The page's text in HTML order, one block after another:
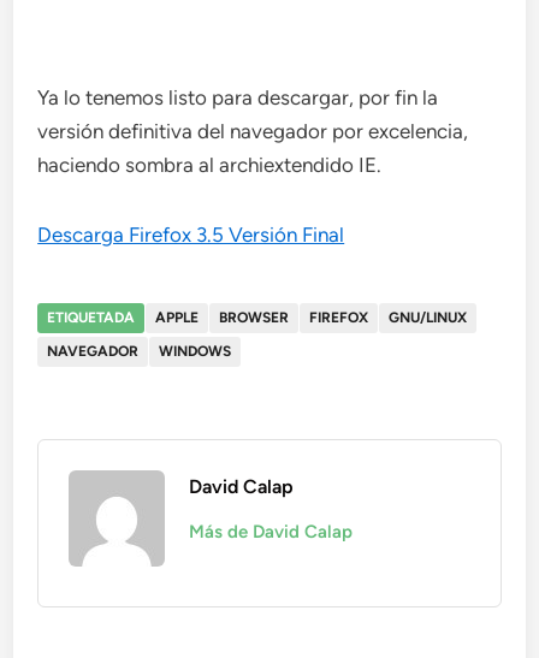
Ya lo tenemos listo para descargar, por fin la
versión definitiva del navegador por excelencia,
haciendo sombra al archiextendido IE.
Descarga Firefox 3.5 Versión Final
ETIQUETADA APPLE BROWSER FIREFOX
GNU/LINUX
NAVEGADOR
WINDOWS
David Calap
Más de David Calap